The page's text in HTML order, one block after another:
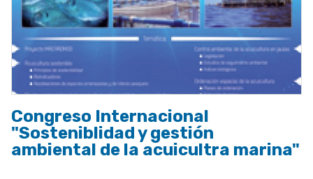
Congreso Internacional
"Sosteniblidad y gestión
ambiental de la acuicultra marina"